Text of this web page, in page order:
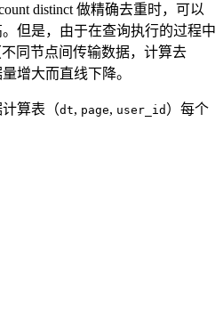
distinct 做精确去重时，可以
但是，由于在查询执行的过程中
同节点间传输数据，计算去
增大而直线下降。
算表（dt, page, user_id ）每个